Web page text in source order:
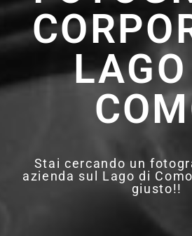
Stai cercando un
azienda sul Lago di
giusto!!